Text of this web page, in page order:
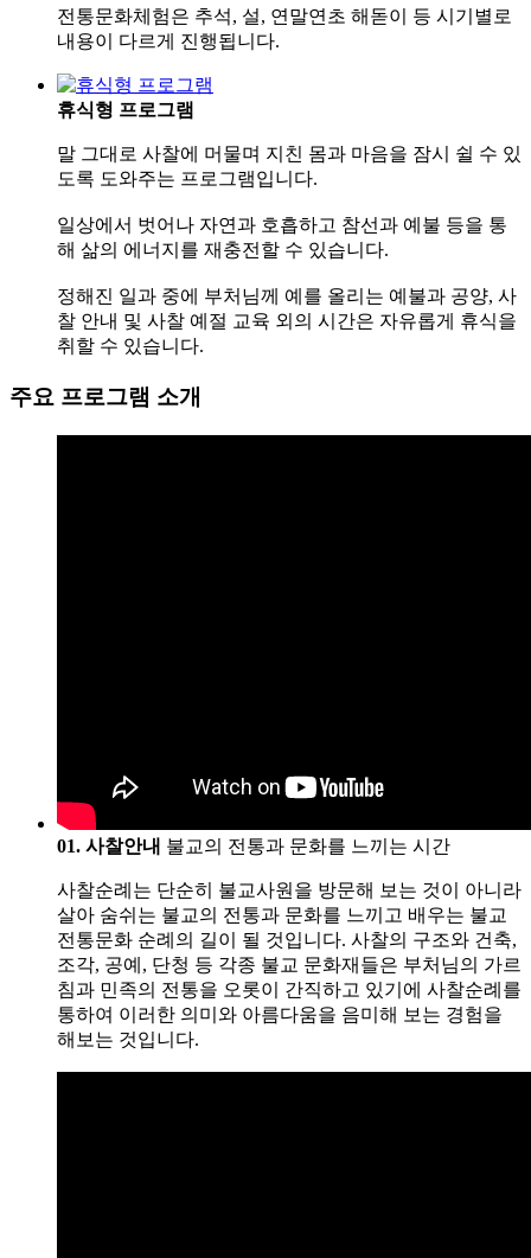
전통문화체험은 추석, 설, 연말연초 해돋이 등 시기별로
내용이 다르게 진행됩니다.
휴식형 프로그램
말 그대로 사찰에 머물며 지친 몸과 마음을 잠시 쉴 수 있
도록 도와주는 프로그램입니다.
일상에서 벗어나 자연과 호흡하고 참선과 예불 등을 통
해 삶의 에너지를 재충전할 수 있습니다.
정해진 일과 중에 부처님께 예를 올리는 예불과 공양, 사
찰 안내 및 사찰 예절 교육 외의 시간은 자유롭게 휴식을
취할 수 있습니다.
주요 프로그램 소개
01. 사찰안내 불교의 전통과 문화를 느끼는 시간
사찰순례는 단순히 불교사원을 방문해 보는 것이 아니라
살아 숨쉬는 불교의 전통과 문화를 느끼고 배우는 불교
전통문화 순례의 길이 될 것입니다. 사찰의 구조와 건축,
조각, 공예, 단청 등 각종 불교 문화재들은 부처님의 가르
침과 민족의 전통을 오롯이 간직하고 있기에 사찰순례를
통하여 이러한 의미와 아름다움을 음미해 보는 경험을
해보는 것입니다.